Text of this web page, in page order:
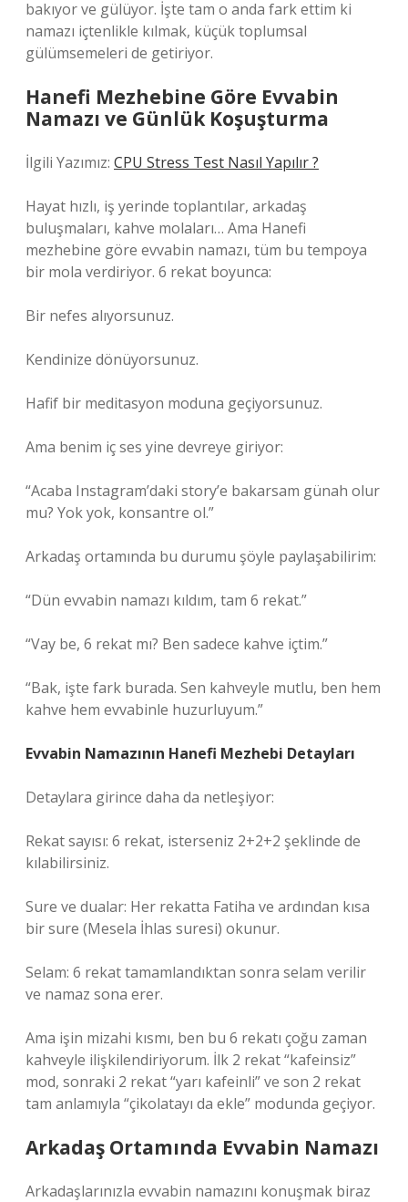
bakıyor ve gülüyor. İşte tam o anda fark ettim ki
namazı içtenlikle kılmak, küçük toplumsal
gülümsemeleri de getiriyor.
Hanefi Mezhebine Göre Evvabin
Namazı ve Günlük Koşuşturma
İlgili Yazımız: CPU Stress Test Nasıl Yapılır ?
Hayat hızlı, iş yerinde toplantılar, arkadaş
buluşmaları, kahve molaları… Ama Hanefi
mezhebine göre evvabin namazı, tüm bu tempoya
bir mola verdiriyor. 6 rekat boyunca:
Bir nefes alıyorsunuz.
Kendinize dönüyorsunuz.
Hafif bir meditasyon moduna geçiyorsunuz.
Ama benim iç ses yine devreye giriyor:
“Acaba Instagram’daki story’e bakarsam günah olur
mu? Yok yok, konsantre ol.”
Arkadaş ortamında bu durumu şöyle paylaşabilirim:
“Dün evvabin namazı kıldım, tam 6 rekat.”
“Vay be, 6 rekat mı? Ben sadece kahve içtim.”
“Bak, işte fark burada. Sen kahveyle mutlu, ben hem
kahve hem evvabinle huzurluyum.”
Evvabin Namazının Hanefi Mezhebi Detayları
Detaylara girince daha da netleşiyor:
Rekat sayısı: 6 rekat, isterseniz 2+2+2 şeklinde de
kılabilirsiniz.
Sure ve dualar: Her rekatta Fatiha ve ardından kısa
bir sure (Mesela İhlas suresi) okunur.
Selam: 6 rekat tamamlandıktan sonra selam verilir
ve namaz sona erer.
Ama işin mizahi kısmı, ben bu 6 rekatı çoğu zaman
kahveyle ilişkilendiriyorum. İlk 2 rekat “kafeinsiz”
mod, sonraki 2 rekat “yarı kafeinli” ve son 2 rekat
tam anlamıyla “çikolatayı da ekle” modunda geçiyor.
Arkadaş Ortamında Evvabin Namazı
Arkadaşlarınızla evvabin namazını konuşmak biraz